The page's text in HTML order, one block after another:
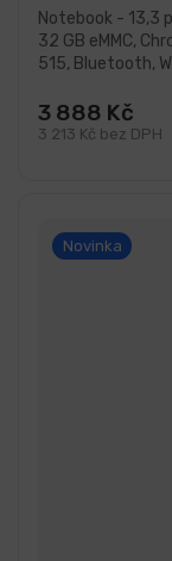
hvězdiček.
3 213 Kč bez DPH
3 888 Kč
Notebook - 13,3
32 GB eMMC,
515, Bluetooth,
Novinka